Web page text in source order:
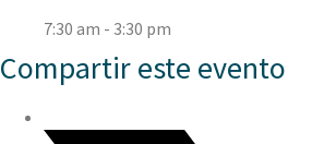
7:30 am - 3:30 pm
Compartir este evento